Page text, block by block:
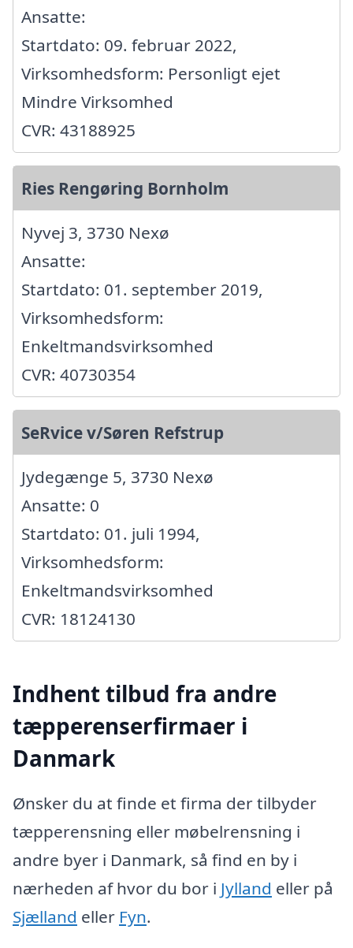
Ansatte:
Startdato: 09. februar 2022,
Virksomhedsform: Personligt ejet
Mindre Virksomhed
CVR: 43188925
Ries Rengøring Bornholm
Nyvej 3, 3730 Nexø
Ansatte:
Startdato: 01. september 2019,
Virksomhedsform:
Enkeltmandsvirksomhed
CVR: 40730354
SeRvice v/Søren Refstrup
Jydegænge 5, 3730 Nexø
Ansatte: 0
Startdato: 01. juli 1994,
Virksomhedsform:
Enkeltmandsvirksomhed
CVR: 18124130
Indhent tilbud fra andre
tæpperenserfirmaer i
Danmark
Ønsker du at finde et firma der tilbyder
tæpperensning eller møbelrensning i
andre byer i Danmark, så find en by i
nærheden af hvor du bor i Jylland eller på
Sjælland eller Fyn.